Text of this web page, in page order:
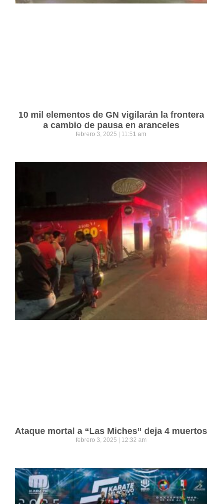
10 mil elementos de GN vigilarán la frontera
a cambio de pausa en aranceles
febrero 3, 2025 11:51 am
Ataque mortal a “Las Miches” deja 4 muertos
febrero 3, 2025 12:32 am